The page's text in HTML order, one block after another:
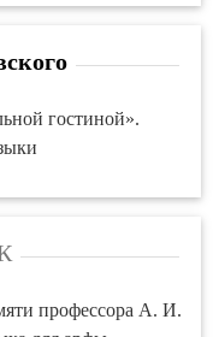
гостиной».
профессора А. И.